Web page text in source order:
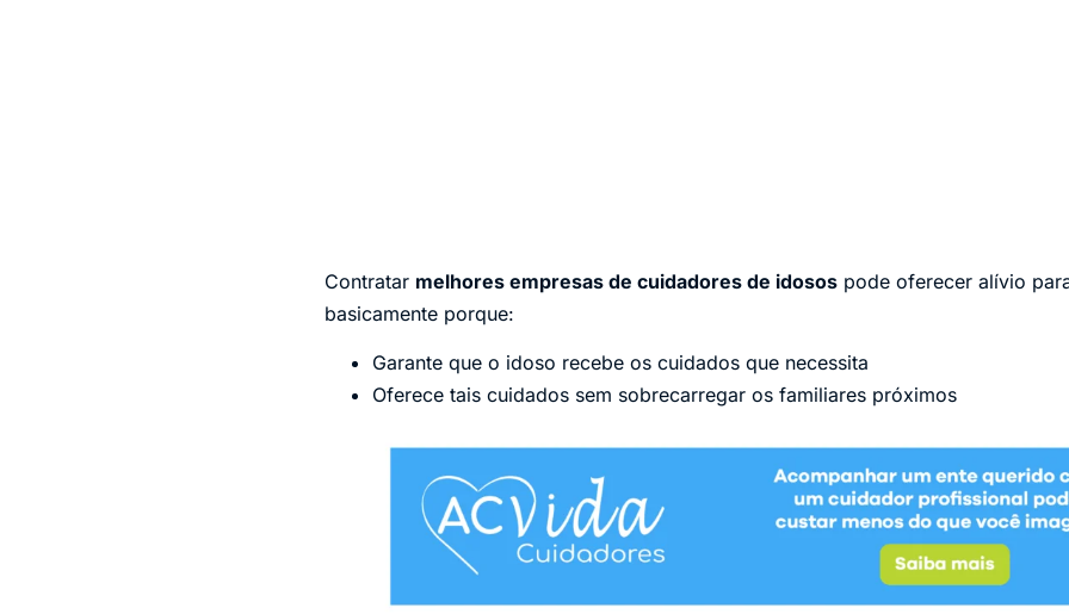
Contratar melhores empresas de cuidadores de idosos pode oferecer alívio
basicamente porque:
Garante que o idoso recebe os cuidados que necessita
Oferece tais cuidados sem sobrecarregar os familiares próximos